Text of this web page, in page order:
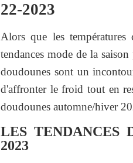
22-2023
Alors que les températures
tendances mode de la
doudounes sont un
d'affronter le froid tout en
doudounes automne/hiver
LES TENDANCES
2023